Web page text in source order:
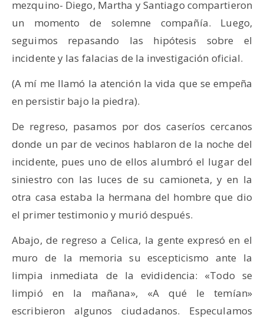
mezquino- Diego, Martha y Santiago compartieron
un momento de solemne compañía. Luego,
seguimos repasando las hipótesis sobre el
incidente y las falacias de la investigación oficial.
(A mí me llamó la atención la vida que se empeña
en persistir bajo la piedra).
De regreso, pasamos por dos caseríos cercanos
donde un par de vecinos hablaron de la noche del
incidente, pues uno de ellos alumbró el lugar del
siniestro con las luces de su camioneta, y en la
otra casa estaba la hermana del hombre que dio
el primer testimonio y murió después.
Abajo, de regreso a Celica, la gente expresó en el
muro de la memoria su escepticismo ante la
limpia inmediata de la evididencia: «Todo se
limpió en la mañana», «A qué le temían»
escribieron algunos ciudadanos. Especulamos